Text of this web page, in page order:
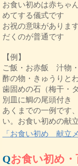
お食い初めは赤ちゃ
めてする儀式です
お祝の意味がありま
だくのが普通です
【例】
ご飯・お赤飯 汁物
酢の物・きゅうりと
歯固めの石（梅干・
別皿に鯛の尾頭付き
あくまでの一例です
い。お食い初めの献
「お食い初め 献立
Qお食い初め